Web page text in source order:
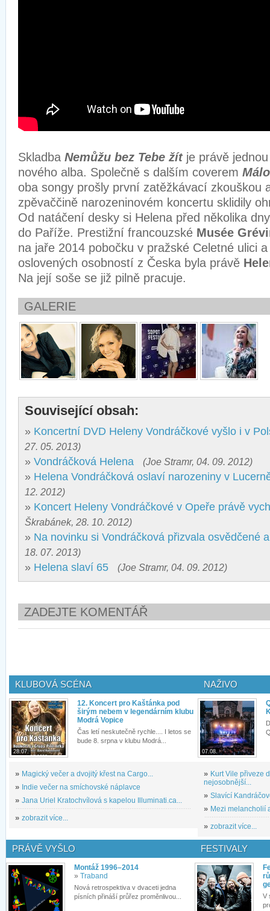
Skladba Nemůžu bez Tebe žítje právě
nového alba. Společně s dalším coverem
oba songy prošly první zatěžkávací zkouškou
zpěvaččině narozeninovém koncertu sklidily
Od natáčení desky si Helena před několika
do Paříže. Prestižní francouzské Musée
na jaře 2014 pobočku v pražské Celetné ulici
oslovených osobností z Česka byla právě
Na její soše se již pilně pracuje.
GALERIE
Související obsah:
» Koncertní DVD Heleny Vondráčkové vyšlo i v
27. 05. 2013)
» Vondráčková Helena (Joe Stramr, 04. 09. 2012)
» Helena Vondráčková oslaví narozeniny v
12. 2012)
» Koncert Heleny Vondráčkové v Opeře právě
Škrabánek, 28. 10. 2012)
» Na novinku si Vondráčková přizvala osvědčené
18. 07. 2013)
» Helena slaví 65 (Joe Stramr, 04. 09. 2012)
ZADEJTE KOMENTÁŘ
KLUBOVÁ SCÉNA
28.07.
12. Koncert pro Kaštánka pod
širým nebem v legendárním klubu
Modrá Vopice
Čas letí neskutečně rychle.... I letos se
bude 8. srpna v klubu Modrá...
» Magický večer a dvojitý křest na Cargo...
» Indie večer na smíchovské náplavce
» Jana Uriel Kratochvílová s kapelou Illuminati.ca...
» zobrazit více...
NAŽIVO
07.08.
» Kurt Vile přiveze
nejosobnější...
» Slavící
» Mezi melancholií
» zobrazit více...
PRÁVĚ VYŠLO
Montáž 1996–2014
» Traband
Nová retrospektiva v dvaceti jedna
písních přináší průřez proměnlivou...
FESTIVALY
V